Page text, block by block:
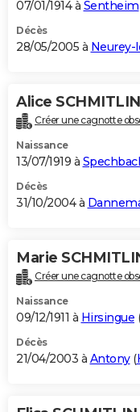
07/01/1914 à Sentheim
Décès
28/05/2005 à Neurey-
Alice SCHMITLIN
Créer une cagnotte
Naissance
13/07/1919 à
Décès
31/10/2004 à
Marie
Créer une cagnotte
Naissance
09/12/1911 à Hirsingue (
Décès
21/04/2003 à Antony(